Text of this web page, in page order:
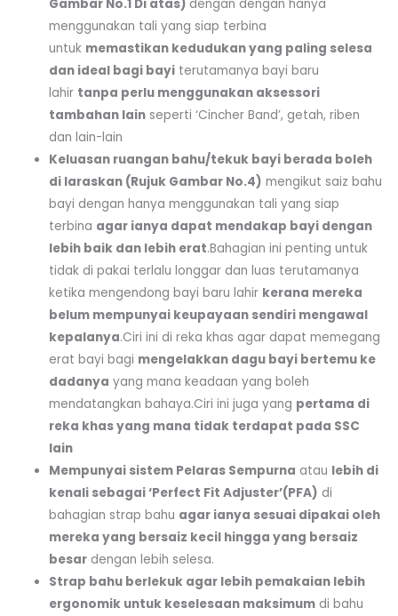
Gambar No.1 Di atas) dengan dengan hanya
menggunakan tali yang siap terbina
untuk memastikan kedudukan yang paling selesa
dan ideal bagi bayiterutamanya bayi baru
lahir tanpa perlu menggunakan aksessori
tambahan lainseperti ‘Cincher Band’, getah, riben
dan lain-lain
Keluasan ruangan bahu/tekuk bayi berada boleh
di laraskan (Rujuk Gambar No.4) mengikut saiz bahu
bayi dengan hanya menggunakan tali yang siap
terbina agar ianya dapat mendakap bayi dengan
lebih baik dan lebih erat.Bahagian ini penting untuk
tidak di pakai terlalu longgar dan luas terutamanya
ketika mengendong bayi baru lahir kerana mereka
belum mempunyai keupayaan sendiri mengawal
kepalanya.Ciri ini di reka khas agar dapat memegang
erat bayi bagi mengelakkan dagu bayi bertemu ke
dadanya yang mana keadaan yang boleh
mendatangkan bahaya.Ciri ini juga yang pertama di
reka khas yang mana tidak terdapat pada SSC
lain
Mempunyai sistem Pelaras Sempurna atau lebih di
kenali sebagai ‘Perfect Fit Adjuster’(PFA) di
bahagian strap bahu agar ianya sesuai dipakai oleh
mereka yang bersaiz kecil hingga yang bersaiz
besardengan lebih selesa.
Strap bahu berlekuk agar lebih pemakaian lebih
ergonomik untuk keselesaan maksimumdi bahu